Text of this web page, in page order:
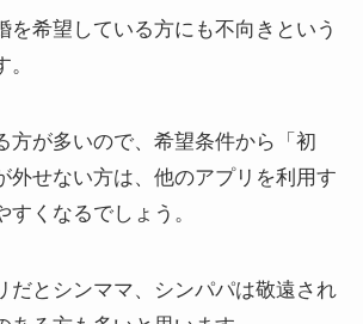
を希望している方にも不向きという
方が多いので、希望条件から「初
外せない方は、他のアプリを利用す
すくなるでしょう。
だとシンママ、シンパパは敬遠され